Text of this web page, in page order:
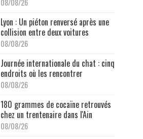
08/08/26
Lyon : Un piéton renversé après une
collision entre deux voitures
08/08/26
Journée internationale du chat : cinq
endroits où les rencontrer
08/08/26
180 grammes de cocaïne retrouvés
chez un trentenaire dans l'Ain
08/08/26